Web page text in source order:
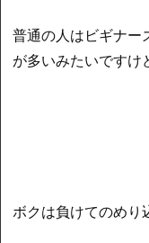
普通の人はビギナー
が多いみたいですけ
ボクは負けてのめり